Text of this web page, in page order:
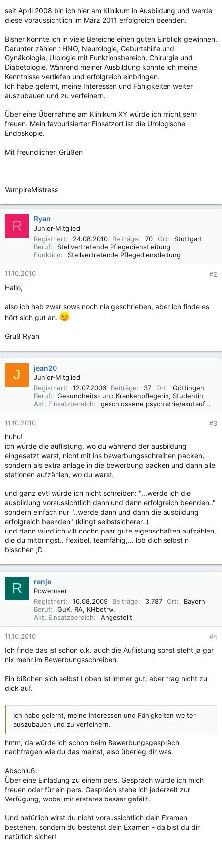
seit April 2008 bin ich hier am Klinikum in Ausbildung und werde
diese voraussichtlich im März 2011 erfolgreich beenden.
Bisher konnte ich in viele Bereiche einen guten Einblick gewinnen.
Darunter zählen : HNO, Neurologie, Geburtshilfe und
Gynäkologie, Urologie mit Funktionsbereich, Chirurgie und
Diabetologie. Während meiner Ausbildung konnte ich meine
Kenntnisse vertiefen und erfolgreich einbringen.
Ich habe gelernt, meine Interessen und Fähigkeiten weiter
auszubauen und zu verfeinern.
Über eine Übernahme am Klinikum XY würde ich micht sehr
freuen. Mein favourisierter Einsatzort ist die Urologische
Endoskopie.
Mit freundlichen Grüßen
VampireMistress
R Ryan
Junior-Mitglied
Registriert
24.08.2010 Beiträge 70 Ort
Stuttgart
Beruf
Stellvertretende Pflegedienstleitung
Funktion
Stellvertretende Pflegedienstleitung
11.10.2010 #2
Hallo,
also ich hab zwar sows noch nie geschrieben, aber ich finde es
hört sich gut an.
Gruß Ryan
J jean20
Junior-Mitglied
Registriert
12.07.2006 Beiträge 37 Ort
Göttingen
Beruf
Gesundheits- und Krankenpflegerin, Studentin
Akt. Einsatzbereich
geschlossene psychiatrie/akutaufnahme
11.10.2010 #3
huhu!
ich würde die auflistung, wo du während der ausbildung
eingesetzt warst, nicht mit ins bewerbungsschreiben packen,
sondern als extra anlage in die bewerbung packen und dann alle
stationen aufzählen, wo du warst.
und ganz evtl würde ich nicht schreiben: "...werde ich die
ausbildung voraussichtlich dann und dann erfolgreich beenden.."
sondern einfach nur "..werde dann und dann die ausbildung
erfolgreich beenden" (klingt selbstsicherer..)
und dann würd ich vllt nochn paar gute eigenschaften aufzählen,
die du mitbringst.. flexibel, teamfähig,... lob dich selbst n
bisschen ;D
R renje
Poweruser
Registriert
16.08.2009 Beiträge 3.787 Ort
Bayern
Beruf
GuK, RA, KHbetrw.
Akt. Einsatzbereich
Angestellt
11.10.2010 #4
Ich finde das ist schon o.k. auch die Auflistung sonst steht ja gar
nix mehr im Bewerbungsschreiben.
Ein bißchen sich selbst Loben ist immer gut, aber trag nicht zu
dick auf.
Ich habe gelernt, meine Interessen und Fähigkeiten weiter
auszubauen und zu verfeinern.
hmm, da würde ich schon beim Bewerbungsgespräch
nachfragen wie du das meinst, also überleg dir was.
Abschluß:
Über eine Einladung zu einem pers. Gespräch würde ich mich
freuen oder für ein pers. Gespräch stehe ich jederzeit zur
Verfügung, wobei mir ersteres besser gefällt.
Und natürlich wirst du nicht voraussichtlich dein Examen
bestehen, sondern du bestehst dein Examen - da bist du dir
natürlich sicher!